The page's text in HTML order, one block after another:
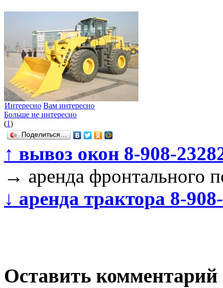
Интересно Вам интересно
Больше не интересно
(1)
Поделиться…
↑ вывоз окон 8-908-
→ аренда фронтального
↓ аренда трактора 8-
Оставить комментарий